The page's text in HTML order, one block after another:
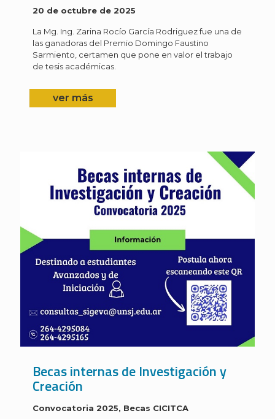
20 de octubre de 2025
La Mg. Ing. Zarina Rocío García Rodriguez fue una de
las ganadoras del Premio Domingo Faustino
Sarmiento, certamen que pone en valor el trabajo
de tesis académicas.
ver más
Becas internas de Investigación y
Creación
Convocatoria 2025, Becas CICITCA